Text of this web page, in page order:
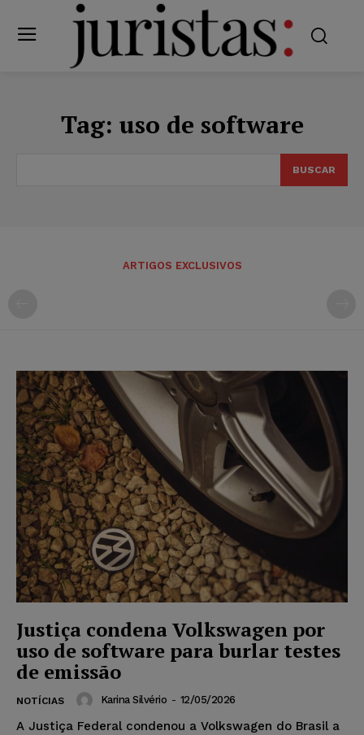
Tag: uso de software
BUSCAR
ARTIGOS EXCLUSIVOS
Justiça condena Volkswagen por
uso de software para burlar testes
de emissão
NOTÍCIAS Karina Silvério - 12/05/2026
A Justiça Federal condenou a Volkswagen do Brasil a